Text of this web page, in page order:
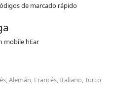
de marcado rápido
mobile hEar
Alemán, Francés, Italiano, Turco